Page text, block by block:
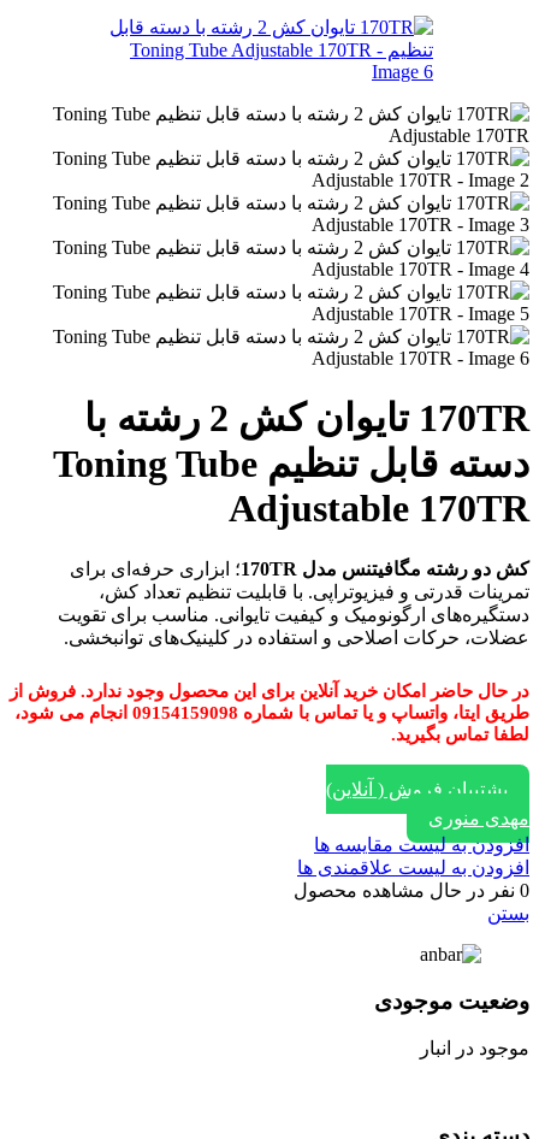
170TR تایوان کش 2 رشته با
دسته قابل تنظیم Toning Tube
Adjustable 170TR
کش دو رشته مگافیتنس مدل 170TR
؛ ابزاری حرفه‌ای برای
تمرینات قدرتی و فیزیوتراپی. با قابلیت تنظیم تعداد کش،
دستگیره‌های ارگونومیک و کیفیت تایوانی. مناسب برای تقویت
عضلات، حرکات اصلاحی و استفاده در کلینیک‌های توانبخشی.
در حال حاضر امکان خرید آنلاین برای این محصول وجود ندارد. فروش از
طریق ایتا، واتساپ و یا تماس با شماره 09154159098 انجام می شود،
لطفا تماس بگیرید.
پشتیبان فروش ( آنلاین)
مهدی منوری
افزودن به لیست مقایسه ها
افزودن به لیست علاقمندی ها
0 نفر در حال مشاهده محصول
بستن
وضعیت موجودی
موجود در انبار